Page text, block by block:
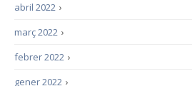
›
abril 2022
›
març 2022
›
febrer 2022
›
gener 2022